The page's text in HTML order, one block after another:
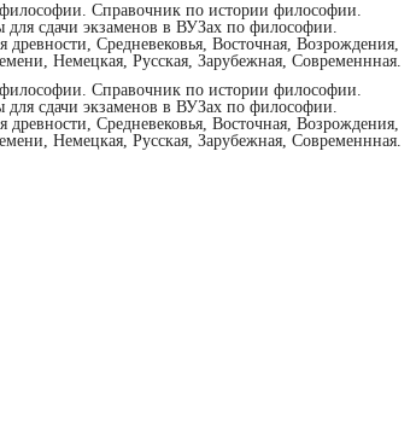
Справочник по истории философии.
для сдачи экзаменов в ВУЗах по философии.
древности, Средневековья, Восточная, Возрождения,
Немецкая, Русская, Зарубежная, Современнная.
Справочник по истории философии.
для сдачи экзаменов в ВУЗах по философии.
древности, Средневековья, Восточная, Возрождения,
Немецкая, Русская, Зарубежная, Современнная.